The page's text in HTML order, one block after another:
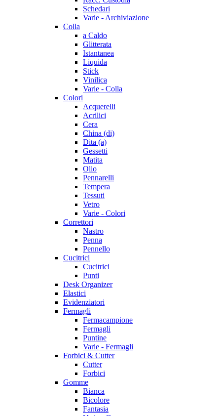
Schedari
Varie - Archiviazione
Colla
a Caldo
Glitterata
Istantanea
Liquida
Stick
Vinilica
Varie - Colla
Colori
Acquerelli
Acrilici
Cera
China (di)
Dita (a)
Gessetti
Matita
Olio
Pennarelli
Tempera
Tessuti
Vetro
Varie - Colori
Correttori
Nastro
Penna
Pennello
Cucitrici
Cucitrici
Punti
Desk Organizer
Elastici
Evidenziatori
Fermagli
Fermacampione
Fermagli
Puntine
Varie - Fermagli
Forbici & Cutter
Cutter
Forbici
Gomme
Bianca
Bicolore
Fantasia